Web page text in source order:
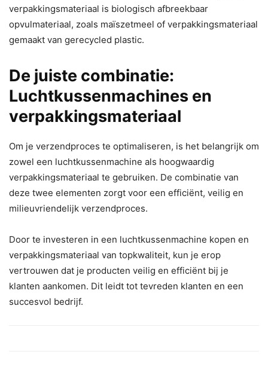
verpakkingsmateriaal is biologisch afbreekbaar
opvulmateriaal, zoals maïszetmeel of verpakkingsmateriaal
gemaakt van gerecycled plastic.
De juiste combinatie:
Luchtkussenmachines en
verpakkingsmateriaal
Om je verzendproces te optimaliseren, is het belangrijk om
zowel een luchtkussenmachine als hoogwaardig
verpakkingsmateriaal te gebruiken. De combinatie van
deze twee elementen zorgt voor een efficiënt, veilig en
milieuvriendelijk verzendproces.
Door te investeren in een luchtkussenmachine kopen en
verpakkingsmateriaal van topkwaliteit, kun je erop
vertrouwen dat je producten veilig en efficiënt bij je
klanten aankomen. Dit leidt tot tevreden klanten en een
succesvol bedrijf.